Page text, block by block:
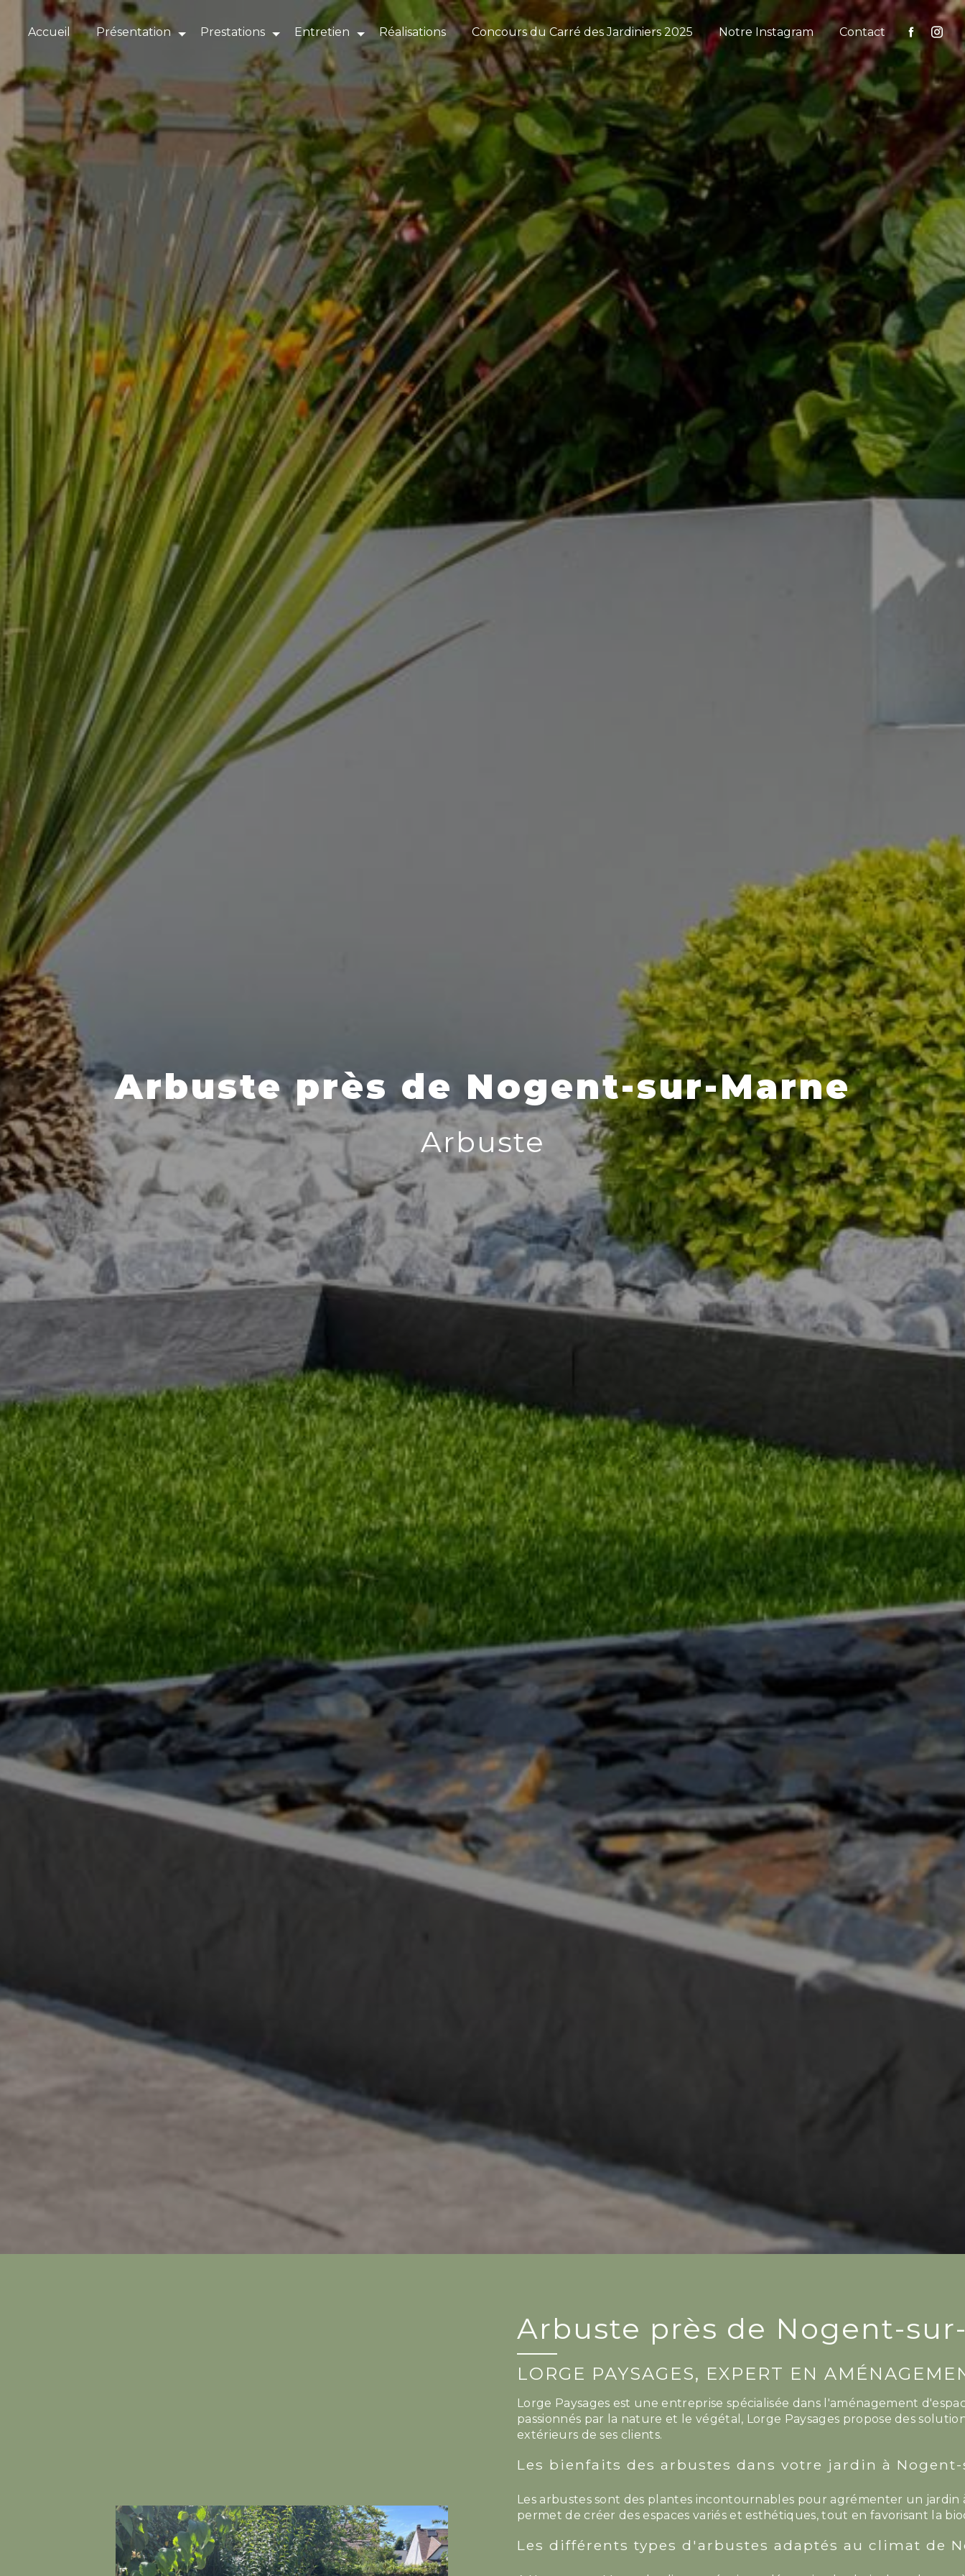
Accueil Présentation Prestations Entretien Réalisations Concours du Carré des Jardiniers 2025 Notre Instagram Contact
Arbuste près de Nogent-sur-Marne
Arbuste
Arbuste près de Nogent-
LORGE PAYSAGES, EXPERT EN
Lorge Paysages est une entreprise spécialisée dans l'aménagement
passionnés par la nature et le végétal, Lorge Paysages propose des
extérieurs de ses clients.
Les bienfaits des arbustes dans votre jardin à
Les arbustes sont des plantes incontournables pour agrémenter un
permet de créer des espaces variés et esthétiques, tout en favorisant la
Les différents types d'arbustes adaptés au climat de
Panneau de gestion des cookies